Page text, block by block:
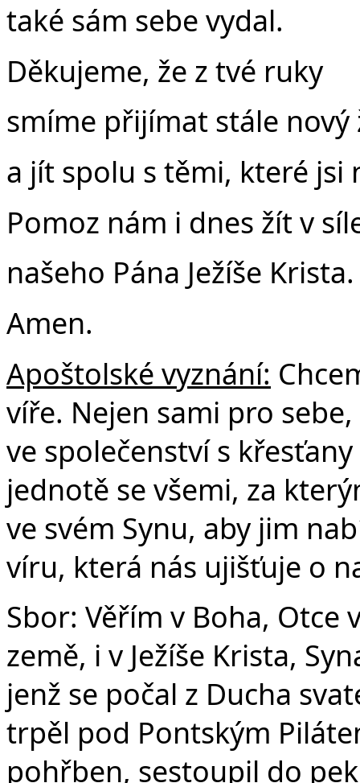
také sám sebe vydal.
Děkujeme, že z tvé ruky
smíme přijímat stále nový
a jít spolu s těmi, které jsi
Pomoz nám i dnes žít v
našeho Pána Ježíše Krista.
Amen.
Apoštolské vyznání:
víře. Nejen sami pro
ve společenství s
jednotě se všemi, za
ve svém Synu, aby jim
víru, která nás ujišťuje o
Sbor: Věřím v Boha,
země, i v Ježíše Krista,
jenž se počal z Ducha
trpěl pod Pontským
pohřben, sestoupil do